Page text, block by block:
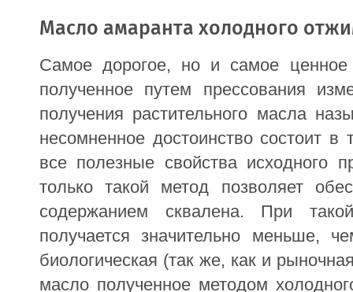
Масло амаранта холодного
Самое дорогое, но и самое ценное
полученное путем прессования
получения растительного масла
несомненное достоинство состоит
все полезные свойства исходного
только такой метод позволяет
содержанием сквалена. При
получается значительно меньше,
биологическая (так же, как и
масло полученное методом